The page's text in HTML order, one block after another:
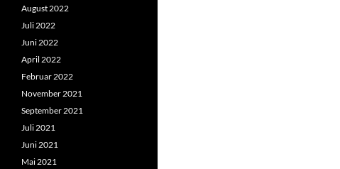
August 2022
Juli 2022
Juni 2022
April 2022
Februar 2022
November 2021
September 2021
Juli 2021
Juni 2021
Mai 2021